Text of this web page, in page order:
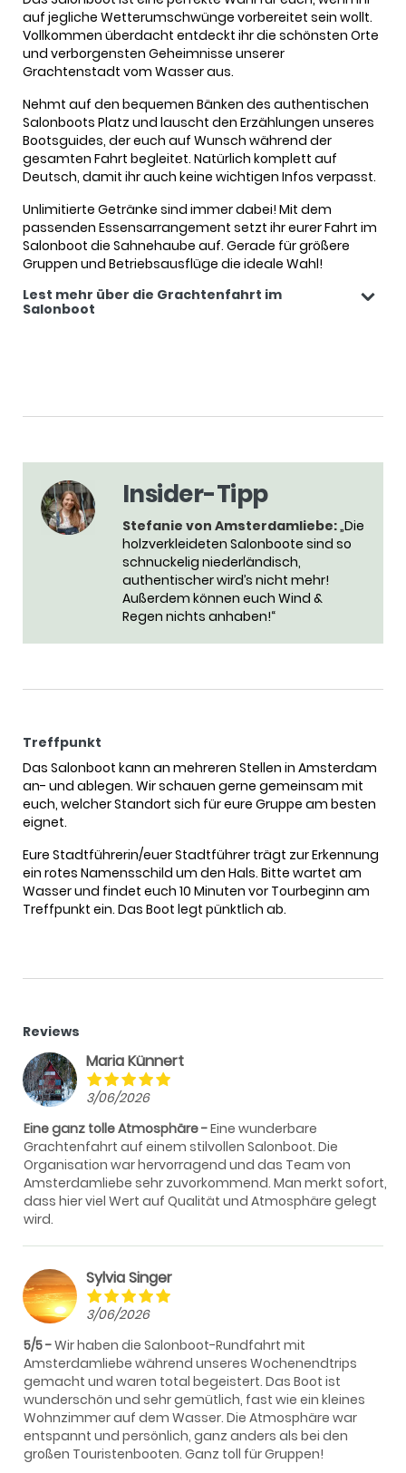
auf jegliche Wetterumschwünge vorbereitet sein wollt.
Vollkommen überdacht entdeckt ihr die schönsten Orte
und verborgensten Geheimnisse unserer
Grachtenstadt vom Wasser aus.
Nehmt auf den bequemen Bänken des authentischen
Salonboots Platz und lauscht den Erzählungen unseres
Bootsguides, der euch auf Wunsch während der
gesamten Fahrt begleitet. Natürlich komplett auf
Deutsch, damit ihr auch keine wichtigen Infos verpasst.
Unlimitierte Getränke sind immer dabei! Mit dem
passenden Essensarrangement setzt ihr eurer Fahrt im
Salonboot die Sahnehaube auf. Gerade für größere
Gruppen und Betriebsausflüge die ideale Wahl!
Lest mehr über die Grachtenfahrt im
Salonboot
Insider-Tipp
Stefanie von Amsterdamliebe:„Die
holzverkleideten Salonboote sind so
schnuckelig niederländisch,
authentischer wird’s nicht mehr!
Außerdem können euch Wind &
Regen nichts anhaben!“
Treffpunkt
Das Salonboot kann an mehreren Stellen in Amsterdam
an- und ablegen. Wir schauen gerne gemeinsam mit
euch, welcher Standort sich für eure Gruppe am besten
eignet.
Eure Stadtführerin/euer Stadtführer trägt zur Erkennung
ein rotes Namensschild um den Hals. Bitte wartet am
Wasser und findet euch 10 Minuten vor Tourbeginn am
Treffpunkt ein. Das Boot legt pünktlich ab.
Reviews
Maria Künnert
3/06/2026
Eine ganz tolle Atmosphäre
Eine wunderbare
Grachtenfahrt auf einem stilvollen Salonboot. Die
Organisation war hervorragend und das Team von
Amsterdamliebe sehr zuvorkommend. Man merkt sofort,
dass hier viel Wert auf Qualität und Atmosphäre gelegt
wird.
Sylvia Singer
3/06/2026
5/5
Wir haben die Salonboot-Rundfahrt mit
Amsterdamliebe während unseres Wochenendtrips
gemacht und waren total begeistert. Das Boot ist
wunderschön und sehr gemütlich, fast wie ein kleines
Wohnzimmer auf dem Wasser. Die Atmosphäre war
entspannt und persönlich, ganz anders als bei den
großen Touristenbooten. Ganz toll für Gruppen!